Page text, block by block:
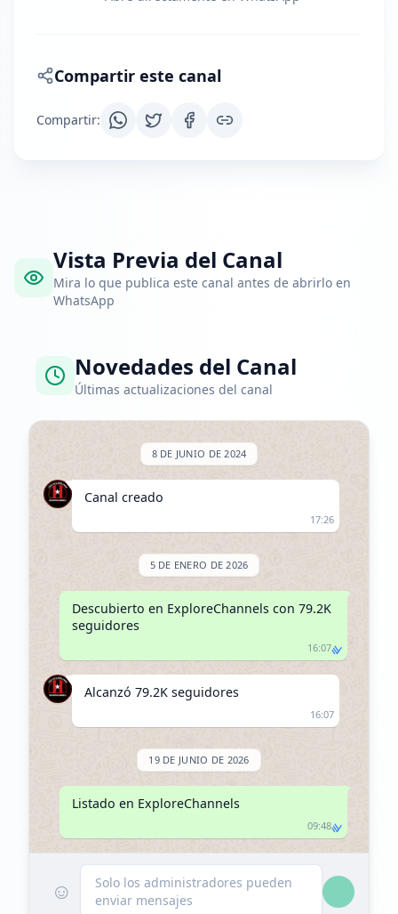
Compartir este canal
Compartir:
Vista Previa del Canal
Mira lo que publica este canal antes de abrirlo en
WhatsApp
Novedades del Canal
Últimas actualizaciones del canal
8 DE JUNIO DE 2024
Canal creado
17:26
5 DE ENERO DE 2026
Descubierto en ExploreChannels con 79.2K
seguidores
16:07
Alcanzó 79.2K seguidores
16:07
19 DE JUNIO DE 2026
Listado en ExploreChannels
09:48
☺
Solo los administradores pueden
enviar mensajes